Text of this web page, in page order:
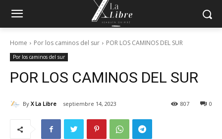
Home Por los caminos del sur POR LOS CAMINOS DEL SUR
Por los caminos del sur
POR LOS CAMINOS DEL SUR
By X La Libre septiembre 14, 2023 0
807